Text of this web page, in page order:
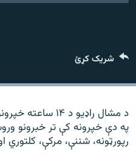
د ازادې اروپا راډیو ټولې
شریک کړئ
د مشال راډیو د
په دې خپرونه کې تر خبرونو
رپورټونه، شننې، مرکې، کلتوري